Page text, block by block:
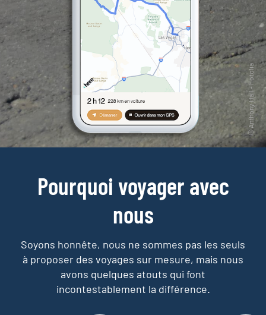
Pourquoi voyager avec
nous
Soyons honnête, nous ne sommes pas les seuls
à proposer des voyages sur mesure, mais nous
avons quelques atouts qui font
incontestablement la différence.